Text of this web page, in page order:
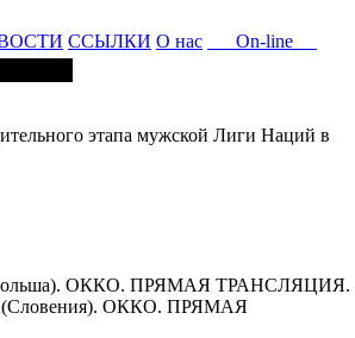
ССЫЛКИ О нас On-line
этапа мужской Лиги Наций в
(Польша). ОККО. ПРЯМАЯ ТРАНСЛЯЦИЯ.
(Словения). ОККО. ПРЯМАЯ